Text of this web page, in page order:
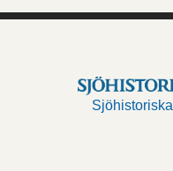
Sjöhistoriska